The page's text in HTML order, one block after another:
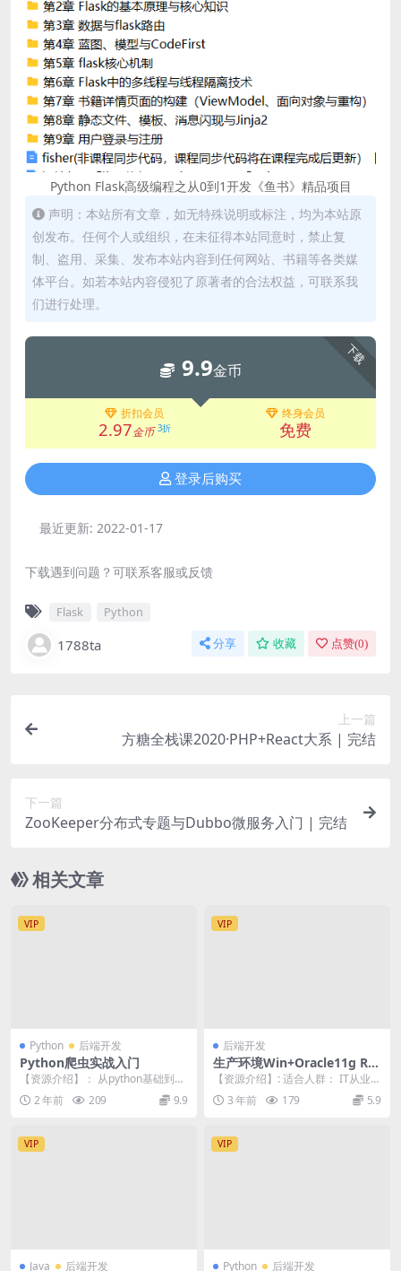
Python Flask高级编程之从0到1开发《鱼书》精品项目
声明：本站所有文章，如无特殊说明或标注，均为本站原
创发布。任何个人或组织，在未征得本站同意时，禁止复
制、盗用、采集、发布本站内容到任何网站、书籍等各类媒
体平台。如若本站内容侵犯了原著者的合法权益，可联系我
们进行处理。
下载
9.9金币
折扣会员
2.97金币 3折
终身会员
免费
登录后购买
最近更新: 2022-01-17
下载遇到问题？可联系客服或反馈
Flask Python
1788ta 分享 收藏 点赞(0)
上一篇
方糖全栈课2020·PHP+React大系 | 完结
下一篇
ZooKeeper分布式专题与Dubbo微服务入门 | 完结
相关文章
VIP
Python 后端开发
Python爬虫实战入门
【资源介绍】： 从python基础到py
thon深入爬虫，同时介绍python
开...2 年前 209 9.9
VIP
后端开发
生产环境Win+Oracle11g RA
C集群安装配置与管理_Oracle
RAC视频教程10
【资源介绍】: 适合人群： IT从业人
员、IT初级工程师、网络管理员、
主机工程师...
3 年前 179 5.9
VIP
Java 后端开发
VIP
Python 后端开发